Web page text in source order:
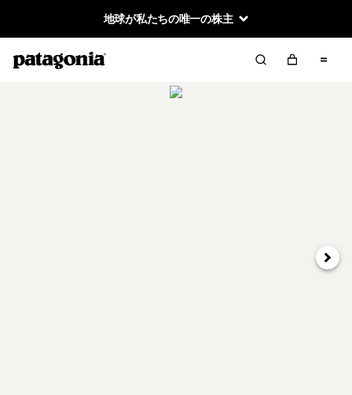
地球が私たちの唯一の株主
次へ